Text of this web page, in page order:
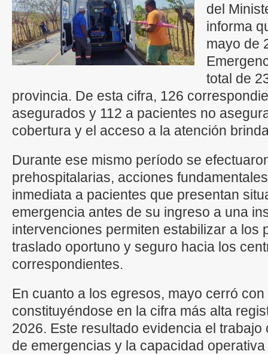
del
informa
mayo de
total de
provincia. De esta cifra, 126
asegurados y 112 a pacientes no
cobertura y el acceso a la atención
Durante ese mismo período se
prehospitalarias, acciones
inmediata a pacientes que presentan
emergencia antes de su ingreso a una
intervenciones permiten estabilizar a los
traslado oportuno y seguro hacia los
correspondientes.
En cuanto a los egresos, mayo cerró
constituyéndose en la cifra más alta
2026. Este resultado evidencia el
de emergencias y la capacidad